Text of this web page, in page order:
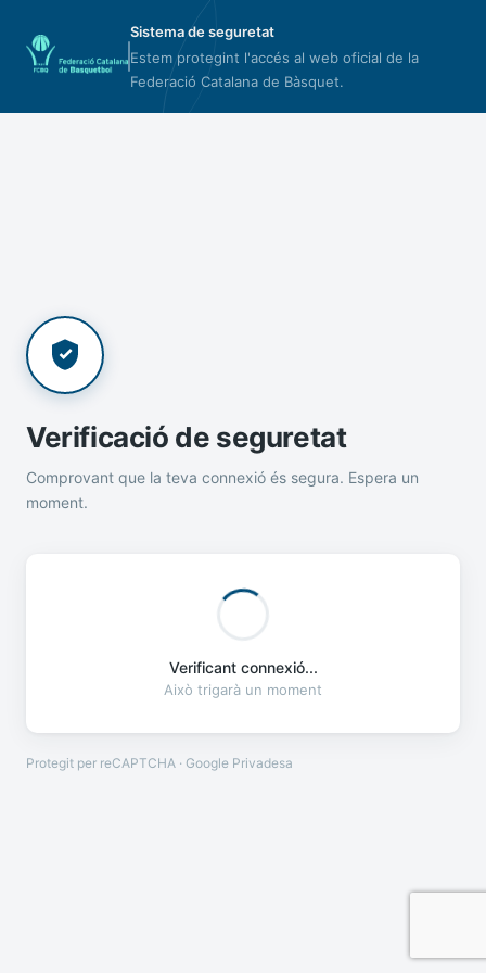
Sistema de seguretat
Estem protegint l'accés al web oficial de la
Federació Catalana de Bàsquet.
Verificació de seguretat
Comprovant que la teva connexió és segura. Espera un
moment.
Verificant connexió...
Això trigarà un moment
Protegit per reCAPTCHA · Google Privadesa